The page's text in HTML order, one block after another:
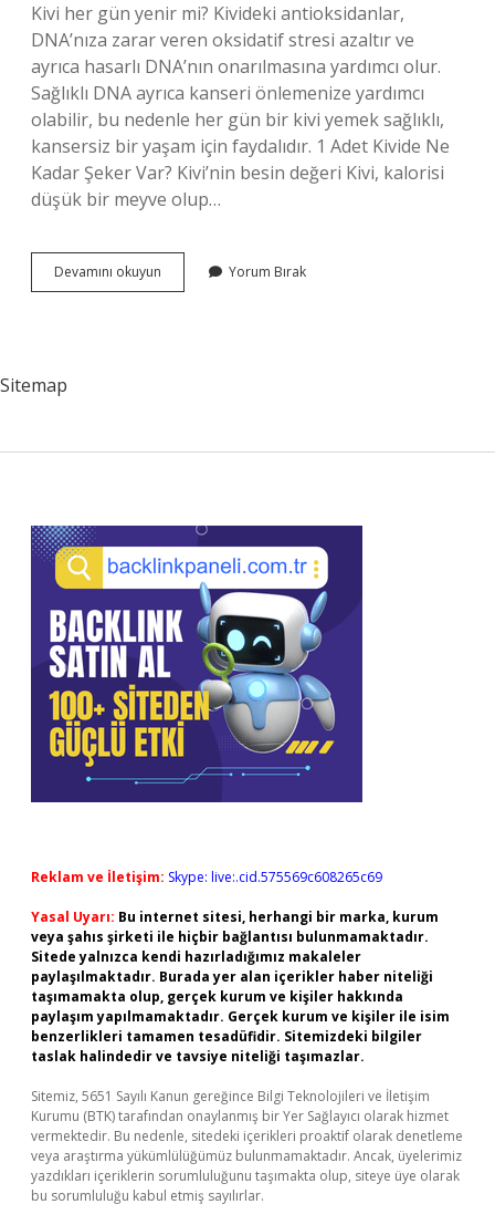
Kivi her gün yenir mi? Kivideki antioksidanlar,
DNA’nıza zarar veren oksidatif stresi azaltır ve
ayrıca hasarlı DNA’nın onarılmasına yardımcı olur.
Sağlıklı DNA ayrıca kanseri önlemenize yardımcı
olabilir, bu nedenle her gün bir kivi yemek sağlıklı,
kansersiz bir yaşam için faydalıdır. 1 Adet Kivide Ne
Kadar Şeker Var? Kivi’nin besin değeri Kivi, kalorisi
düşük bir meyve olup…
Devamını okuyun
Günde
Yorum Bırak
Sitemap
Sidebar
Reklam ve İletişim: Skype: live:.cid.575569c608265c69
Yasal Uyarı: Bu internet sitesi, herhangi bir marka, kurum
veya şahıs şirketi ile hiçbir bağlantısı bulunmamaktadır.
Sitede yalnızca kendi hazırladığımız makaleler
paylaşılmaktadır. Burada yer alan içerikler haber niteliği
taşımamakta olup, gerçek kurum ve kişiler hakkında
paylaşım yapılmamaktadır. Gerçek kurum ve kişiler ile isim
benzerlikleri tamamen tesadüfidir. Sitemizdeki bilgiler
taslak halindedir ve tavsiye niteliği taşımazlar.
Sitemiz, 5651 Sayılı Kanun gereğince Bilgi Teknolojileri ve İletişim
Kurumu (BTK) tarafından onaylanmış bir Yer Sağlayıcı olarak hizmet
vermektedir. Bu nedenle, sitedeki içerikleri proaktif olarak denetleme
veya araştırma yükümlülüğümüz bulunmamaktadır. Ancak, üyelerimiz
yazdıkları içeriklerin sorumluluğunu taşımakta olup, siteye üye olarak
bu sorumluluğu kabul etmiş sayılırlar.